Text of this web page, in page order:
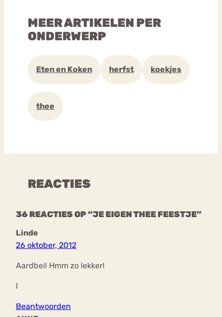
MEER ARTIKELEN PER
ONDERWERP
Eten en Koken herfst koekjes
thee
REACTIES
36 REACTIES OP “JE EIGEN THEE FEESTJE”
Linde
26 oktober, 2012
Aardbei! Hmm zo lekker!
I
Beantwoorden